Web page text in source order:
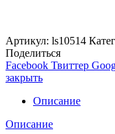
Артикул: ls10514
Поделиться
Facebook Твиттер
закрыть
Описание
Описание